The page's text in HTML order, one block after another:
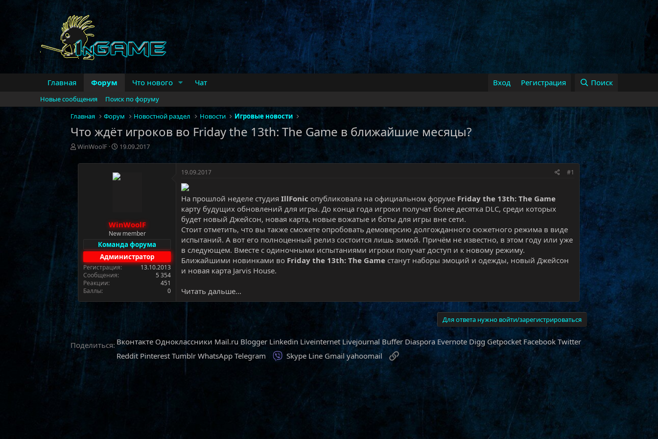
Главная Форум Что нового Чат Вход Регистрация Поиск
Новые сообщения
Поиск по форуму
Главная
Форум Новостной раздел Новости Игровые новости
Что ждёт игроков во Friday the 13th: The Game в ближайшие месяцы?
А
т
WinWoolF
Д
т
а
н
а
19.09.2017
WinWoolF
New member
Команда форума
Администратор
Регистрация
13.10.2013
Сообщения
5 354
Реакции
451
Баллы
0
19.09.2017 #1
На прошлой неделе студияIllFonic опубликовала на официальном форуме Friday the 13th: The Game
карту будущих обновлений для игры. До конца года игроки получат более десятка DLC, среди которых
будет новый Джейсон, новая карта, новые вожатые и боты для игры вне сети.
Стоит отметить, что вы также сможете опробовать демоверсию долгожданного сюжетного режима в виде
испытаний. А вот его полноценный релиз состоится лишь зимой. Причём не известно, в этом году или уже
в следующем. Вместе с одиночными испытаниями игроки получат доступ и к новому режиму.
Ближайшими новинками во Friday the 13th: The Game станут наборы эмоций и одежды, новый Джейсон
и новая карта Jarvis House.​
Читать дальше...
Для ответа нужно войти/зарегистрироваться
Поделиться: Вконтакте Одноклассники Mail.ru Blogger Linkedin Liveinternet Livejournal Buffer Diaspora Evernote Digg Getpocket Facebook Twitter
Reddit Pinterest Tumblr WhatsApp Telegram Viber
Skype Line Gmail yahoomail Ссылка